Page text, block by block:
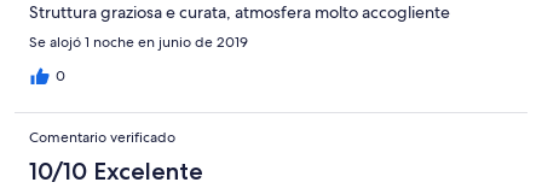
Struttura graziosa e curata, atmosfera molto accogliente
Se alojó 1 noche en junio de 2019
0
Comentario verificado
10/10 Excelente